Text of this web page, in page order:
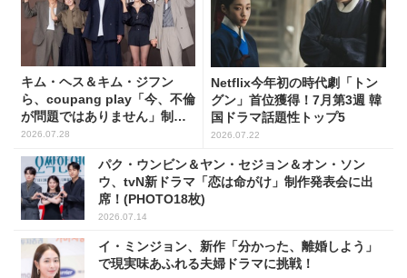
キム・ヘス＆キム・ジフン
ら、coupang play「今、不倫
が問題ではありません」制作
発表会に出席！(PHOTO15枚)
2026.07.28
Netflix今年初の時代劇「トン
グン」首位獲得！7月第3週 韓
国ドラマ話題性トップ5
2026.07.22
パク・ウンビン＆ヤン・セジョン＆オン・ソン
ウ、tvN新ドラマ「恋は命がけ」制作発表会に出
席！(PHOTO18枚)
2026.07.14
イ・ミンジョン、新作「分かった、離婚しよう」
で現実味あふれる夫婦ドラマに挑戦！